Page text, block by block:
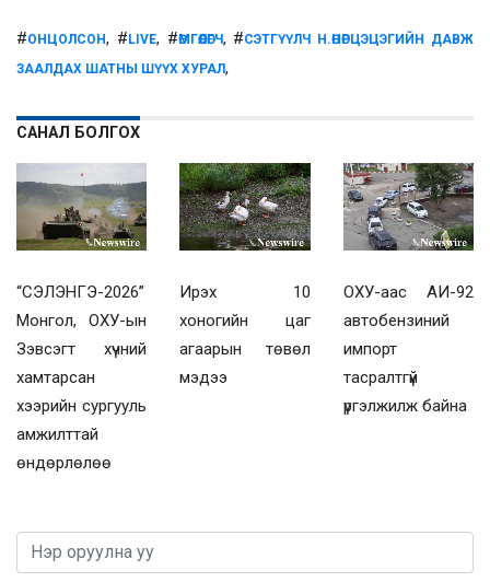
#ОНЦОЛСОН, # LIVE, #ӨМГӨӨЛӨГЧ, #СЭТГҮҮЛЧ Н.ӨНӨРЦЭЦЭГИЙН ДАВЖ
ЗААЛДАХ ШАТНЫ ШҮҮХ ХУРАЛ,
САНАЛ БОЛГОХ
“СЭЛЭНГЭ-2026”
Монгол, ОХУ-ын
Зэвсэгт хүчний
хамтарсан
хээрийн сургууль
амжилттай
өндөрлөлөө
Ирэх 10
хоногийн цаг
агаарын төвөл
мэдээ
ОХУ-аас АИ-92
автобензиний
импорт
тасралтгүй
үргэлжилж байна